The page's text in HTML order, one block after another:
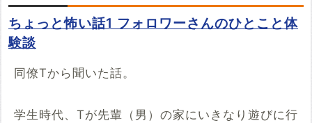
ます。YouTubeでこの話の朗読動画を見つけ
たらぜひ投稿していってください。
例：https://youtu.be/***********
ちょっと怖い話1 フォロワーさんのひとこと体
験談
同僚Tから聞いた話。
学生時代、Tが先輩（男）の家にいきなり遊びに行